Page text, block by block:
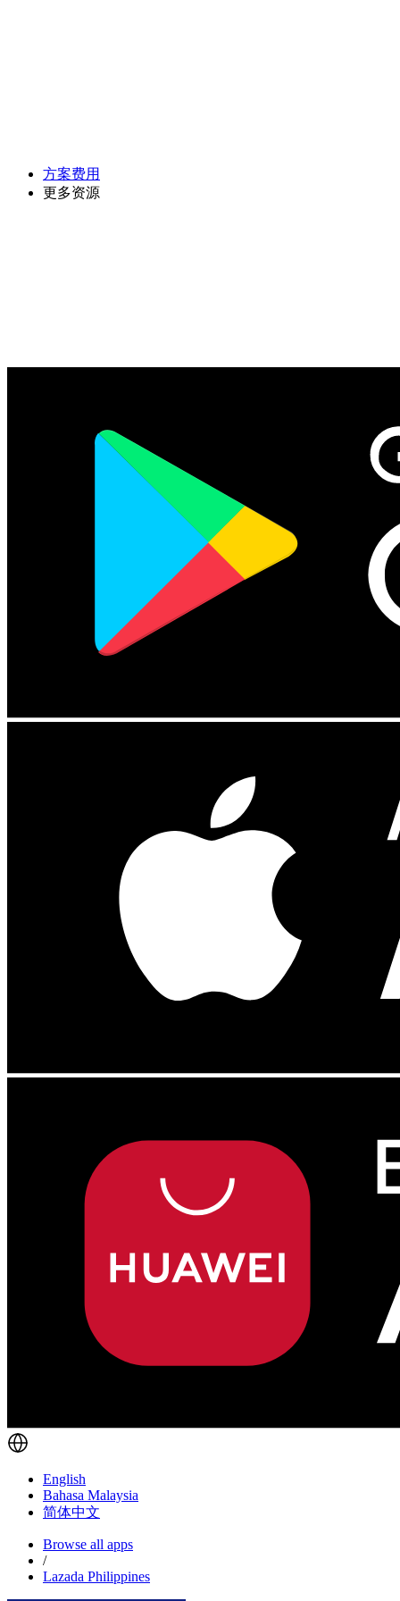
方案费用
更多资源
English
Bahasa Malaysia
简体中文
Browse all apps
/
Lazada Philippines